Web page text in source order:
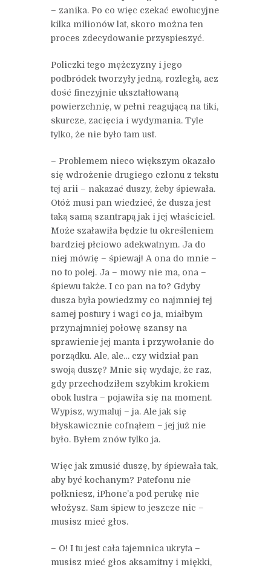
– zanika. Po co więc czekać ewolucyjne
kilka milionów lat, skoro można ten
proces zdecydowanie przyspieszyć.
Policzki tego mężczyzny i jego
podbródek tworzyły jedną, rozległą, acz
dość finezyjnie ukształtowaną
powierzchnię, w pełni reagującą na tiki,
skurcze, zacięcia i wydymania. Tyle
tylko, że nie było tam ust.
– Problemem nieco większym okazało
się wdrożenie drugiego członu z tekstu
tej arii – nakazać duszy, żeby śpiewała.
Otóż musi pan wiedzieć, że dusza jest
taką samą szantrapą jak i jej właściciel.
Może szaławiła będzie tu określeniem
bardziej płciowo adekwatnym. Ja do
niej mówię – śpiewaj! A ona do mnie –
no to polej. Ja – mowy nie ma, ona –
śpiewu także. I co pan na to? Gdyby
dusza była powiedzmy co najmniej tej
samej postury i wagi co ja, miałbym
przynajmniej połowę szansy na
sprawienie jej manta i przywołanie do
porządku. Ale, ale… czy widział pan
swoją duszę? Mnie się wydaje, że raz,
gdy przechodziłem szybkim krokiem
obok lustra – pojawiła się na moment.
Wypisz, wymaluj – ja. Ale jak się
błyskawicznie cofnąłem – jej już nie
było. Byłem znów tylko ja.
Więc jak zmusić duszę, by śpiewała tak,
aby być kochanym? Patefonu nie
połkniesz, iPhone’a pod perukę nie
włożysz. Sam śpiew to jeszcze nic –
musisz mieć głos.
– O! I tu jest cała tajemnica ukryta –
musisz mieć głos aksamitny i miękki,